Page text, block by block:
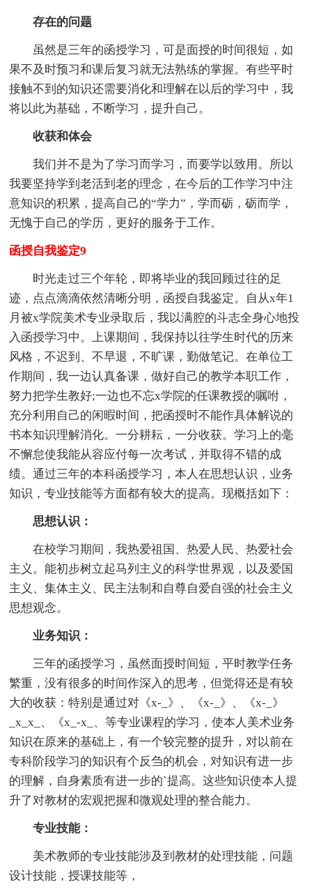
存在的问题
虽然是三年的函授学习，可是面授的时间很短，如
果不及时预习和课后复习就无法熟练的掌握。有些平时
接触不到的知识还需要消化和理解在以后的学习中，我
将以此为基础，不断学习，提升自己。
收获和体会
我们并不是为了学习而学习，而要学以致用。所以
我要坚持学到老活到老的理念，在今后的工作学习中注
意知识的积累，提高自己的“学力”，学而砺，砺而学，
无愧于自己的学历，更好的服务于工作。
函授自我鉴定9
时光走过三个年轮，即将毕业的我回顾过往的足
迹，点点滴滴依然清晰分明，函授自我鉴定。自从x年1
月被x学院美术专业录取后，我以满腔的斗志全身心地投
入函授学习中。上课期间，我保持以往学生时代的历来
风格，不迟到、不早退，不旷课，勤做笔记。在单位工
作期间，我一边认真备课，做好自己的教学本职工作，
努力把学生教好;一边也不忘x学院的任课教授的嘱咐，
充分利用自己的闲暇时间，把函授时不能作具体解说的
书本知识理解消化。一分耕耘，一分收获。学习上的毫
不懈怠使我能从容应付每一次考试，并取得不错的成
绩。通过三年的本科函授学习，本人在思想认识，业务
知识，专业技能等方面都有较大的提高。现概括如下：
思想认识：
在校学习期间，我热爱祖国、热爱人民、热爱社会
主义。能初步树立起马列主义的科学世界观，以及爱国
主义、集体主义、民主法制和自尊自爱自强的社会主义
思想观念。
业务知识：
三年的函授学习，虽然面授时间短，平时教学任务
繁重，没有很多的时间作深入的思考，但觉得还是有较
大的收获：特别是通过对《x-_》、《x-_》、《x-_》
_x_x_、《x_-x_、等专业课程的学习，使本人美术业务
知识在原来的基础上，有一个较完整的提升，对以前在
专科阶段学习的知识有个反刍的机会，对知识有进一步
的理解，自身素质有进一步的`提高。这些知识使本人提
升了对教材的宏观把握和微观处理的整合能力。
专业技能：
美术教师的专业技能涉及到教材的处理技能，问题
设计技能，授课技能等，